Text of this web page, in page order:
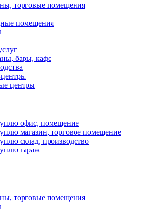
торговые помещения
помещения
бары, кафе
центры
центры
офис, помещение
магазин, торговое помещение
склад, производство
гараж
торговые помещения